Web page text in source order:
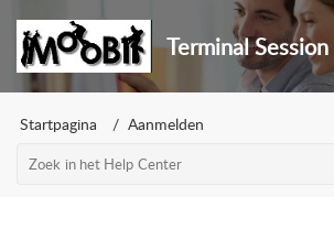
Startpagina Aanmelden